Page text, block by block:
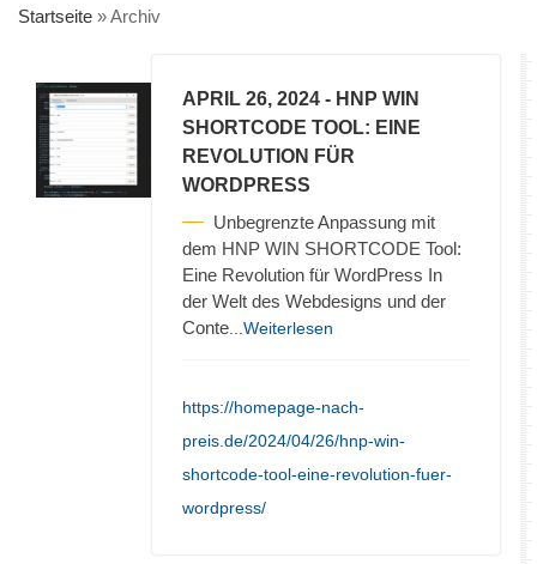
Startseite »Archiv
APRIL 26, 2024 - HNP WIN
SHORTCODE TOOL: EINE
REVOLUTION FÜR
WORDPRESS
Unbegrenzte Anpassung mit
dem HNP WIN SHORTCODE Tool:
Eine Revolution für WordPress In
der Welt des Webdesigns und der
Conte ...Weiterlesen
https://homepage-nach-
preis.de/2024/04/26/hnp-win-
shortcode-tool-eine-revolution-fuer-
wordpress/